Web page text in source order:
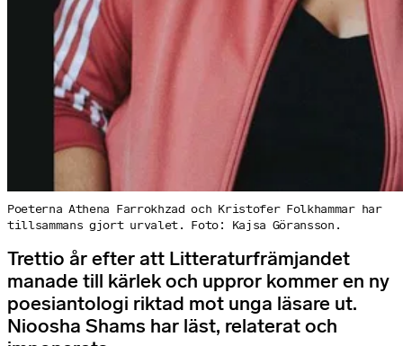
Poeterna Athena Farrokhzad och Kristofer Folkhammar har
tillsammans gjort urvalet. Foto: Kajsa Göransson.
Trettio år efter att Litteraturfrämjandet
manade till kärlek och uppror kommer en ny
poesiantologi riktad mot unga läsare ut.
Nioosha Shams har läst, relaterat och